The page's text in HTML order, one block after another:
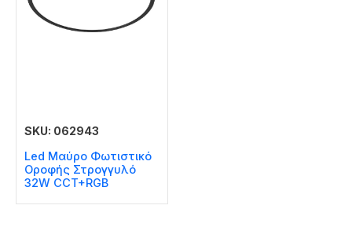
SKU: 062943
Led Μαύρο Φωτιστικό
Οροφής Στρογγυλό
32W CCT+RGB